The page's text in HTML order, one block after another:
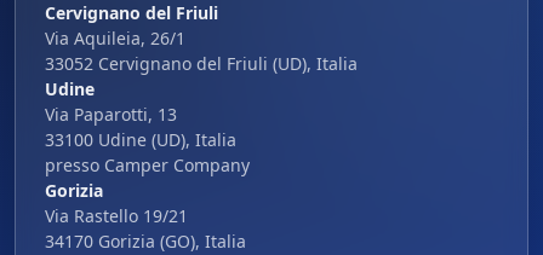
Cervignano del Friuli
Via Aquileia, 26/1
33052 Cervignano del Friuli (UD), Italia
Udine
Via Paparotti, 13
33100 Udine (UD), Italia
presso Camper Company
Gorizia
Via Rastello 19/21
34170 Gorizia (GO), Italia